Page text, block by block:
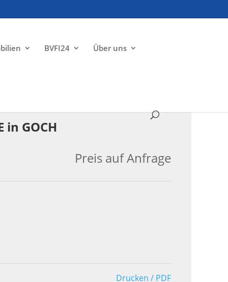
BVFI24 Über uns
in GOCH
Preis auf Anfrage
Drucken / PDF